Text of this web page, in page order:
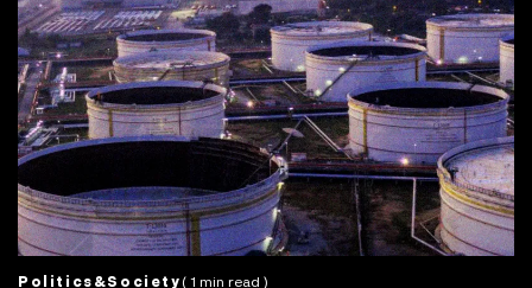
Politics&society ( 1 min read )